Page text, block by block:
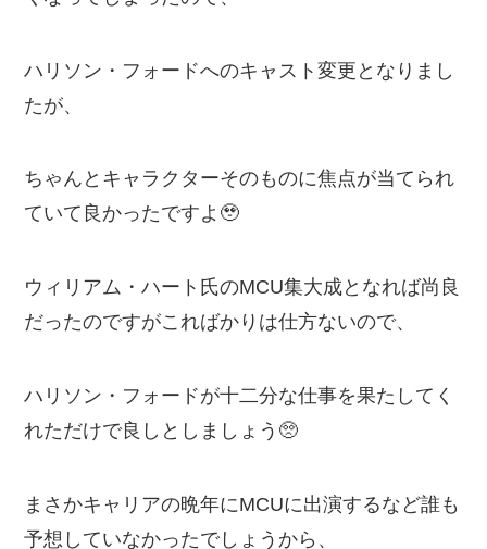
ハリソン・フォードへのキャスト変更となりまし
たが、
ちゃんとキャラクターそのものに焦点が当てられ
ていて良かったですよ🥹
ウィリアム・ハート氏のMCU集大成となれば尚良
だったのですがこればかりは仕方ないので、
ハリソン・フォードが十二分な仕事を果たしてく
れただけで良しとしましょう🥺
まさかキャリアの晩年にMCUに出演するなど誰も
予想していなかったでしょうから、